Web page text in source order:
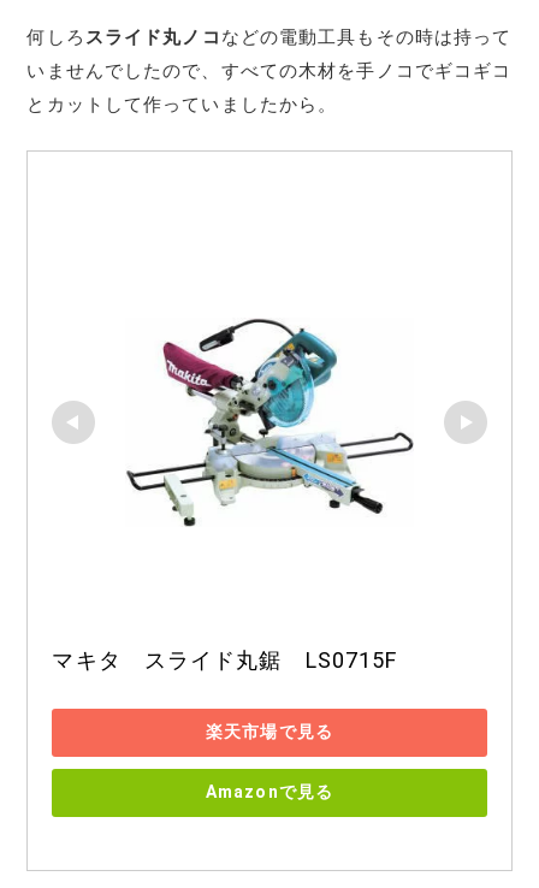
何しろ スライド丸ノコ などの電動工具もその時は持って
いませんでしたので、すべての木材を手ノコでギコギコ
とカットして作っていましたから。
マキタ　スライド丸鋸　LS0715F
楽天市場で見る
Amazonで見る